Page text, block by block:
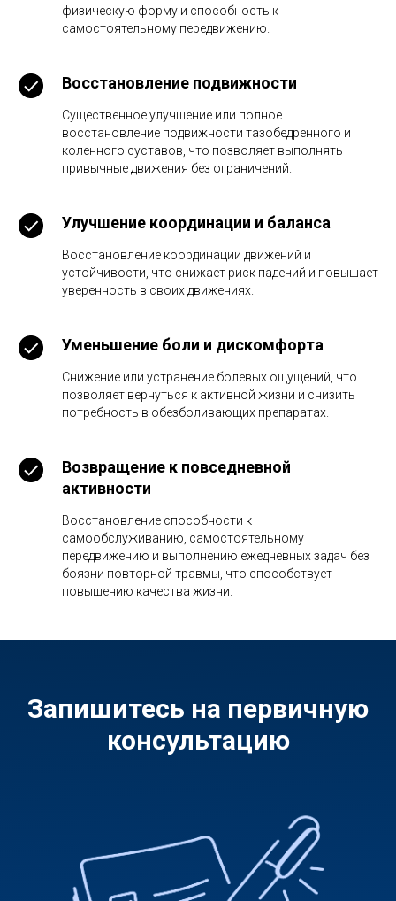
физическую форму и способность к
самостоятельному передвижению.
Восстановление подвижности
Существенное улучшение или полное
восстановление подвижности тазобедренного и
коленного суставов, что позволяет выполнять
привычные движения без ограничений.
Улучшение координации и баланса
Восстановление координации движений и
устойчивости, что снижает риск падений и повышает
уверенность в своих движениях.
Уменьшение боли и дискомфорта
Снижение или устранение болевых ощущений, что
позволяет вернуться к активной жизни и снизить
потребность в обезболивающих препаратах.
Возвращение к повседневной
активности
Восстановление способности к
самообслуживанию, самостоятельному
передвижению и выполнению ежедневных задач без
боязни повторной травмы, что способствует
повышению качества жизни.
Запишитесь на первичную
консультацию